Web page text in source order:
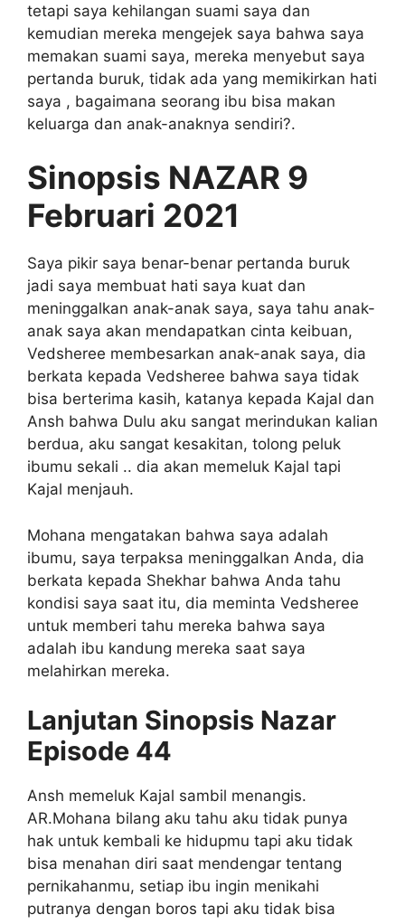
tetapi saya kehilangan suami saya dan
kemudian mereka mengejek saya bahwa saya
memakan suami saya, mereka menyebut saya
pertanda buruk, tidak ada yang memikirkan hati
saya , bagaimana seorang ibu bisa makan
keluarga dan anak-anaknya sendiri?.
Sinopsis NAZAR 9
Februari 2021
Saya pikir saya benar-benar pertanda buruk
jadi saya membuat hati saya kuat dan
meninggalkan anak-anak saya, saya tahu anak-
anak saya akan mendapatkan cinta keibuan,
Vedsheree membesarkan anak-anak saya, dia
berkata kepada Vedsheree bahwa saya tidak
bisa berterima kasih, katanya kepada Kajal dan
Ansh bahwa Dulu aku sangat merindukan kalian
berdua, aku sangat kesakitan, tolong peluk
ibumu sekali .. dia akan memeluk Kajal tapi
Kajal menjauh.
Mohana mengatakan bahwa saya adalah
ibumu, saya terpaksa meninggalkan Anda, dia
berkata kepada Shekhar bahwa Anda tahu
kondisi saya saat itu, dia meminta Vedsheree
untuk memberi tahu mereka bahwa saya
adalah ibu kandung mereka saat saya
melahirkan mereka.
Lanjutan Sinopsis Nazar
Episode 44
Ansh memeluk Kajal sambil menangis.
AR.Mohana bilang aku tahu aku tidak punya
hak untuk kembali ke hidupmu tapi aku tidak
bisa menahan diri saat mendengar tentang
pernikahanmu, setiap ibu ingin menikahi
putranya dengan boros tapi aku tidak bisa